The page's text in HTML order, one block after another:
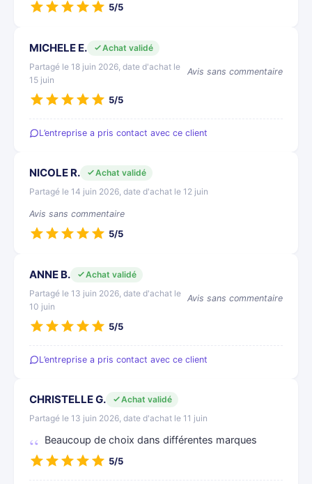
5/5
MICHELE E.
Achat validé
Partagé le 18 juin 2026, date d'achat le
15 juin
Avis sans commentaire
5/5
L’entreprise a pris contact avec ce client
NICOLE R.
Achat validé
Partagé le 14 juin 2026, date d'achat le 12 juin
Avis sans commentaire
5/5
ANNE B.
Achat validé
Partagé le 13 juin 2026, date d'achat le
10 juin
Avis sans commentaire
5/5
L’entreprise a pris contact avec ce client
CHRISTELLE G.
Achat validé
Partagé le 13 juin 2026, date d'achat le 11 juin
Beaucoup de choix dans différentes marques
5/5